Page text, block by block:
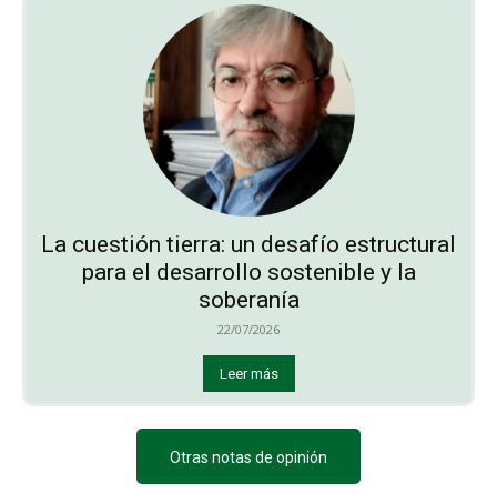
La cuestión tierra: un desafío estructural
para el desarrollo sostenible y la
soberanía
22/07/2026
Leer más
Otras notas de opinión